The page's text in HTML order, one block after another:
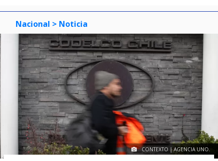
Nacional > Noticia
CONTEXTO | AGENCIA UNO.